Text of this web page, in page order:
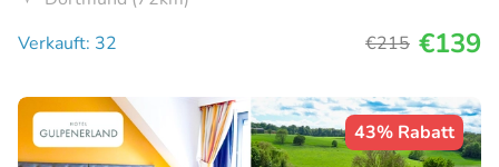
Verkauft: 32
€215 €139
43% Rabatt